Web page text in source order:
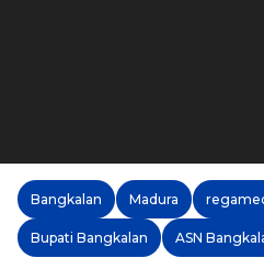
Bangkalan Madura
Bupati Bangkalan ASN